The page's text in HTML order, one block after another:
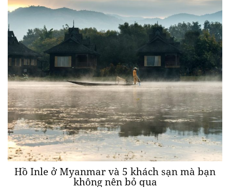
Hồ Inle ở Myanmar và 5 khách sạn mà bạn
không nên bỏ qua